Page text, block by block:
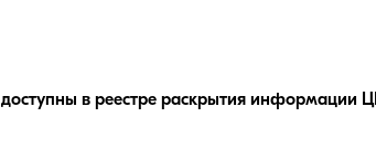
доступны в реестре раскрытия информации